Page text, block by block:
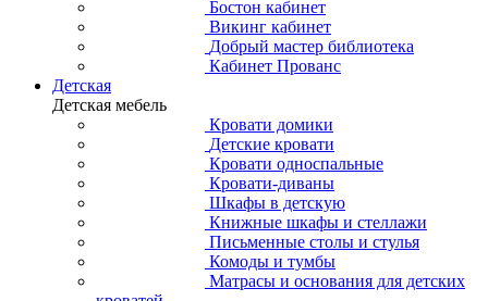
Бостон кабинет
Викинг кабинет
Добрый мастер библиотека
Кабинет Прованс
Детская
Детская мебель
Кровати домики
Детские кровати
Кровати односпальные
Кровати-диваны
Шкафы в детскую
Книжные шкафы и стеллажи
Письменные столы и стулья
Комоды и тумбы
Матрасы и основания для детских